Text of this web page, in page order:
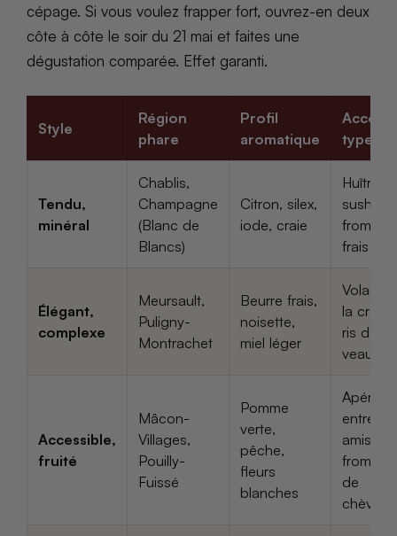
cépage. Si vous voulez frapper fort, ouvrez-en deux
côte à côte le soir du 21 mai et faites une
dégustation comparée. Effet garanti.
Style
Région
phare
Profil
aromatique
Accord
type
Tendu,
minéral
Chablis,
Champagne
(Blanc de
Blancs)
Citron, silex,
iode, craie
Huîtres,
sushi,
frais
Élégant,
complexe
Meursault,
Puligny-
Montrachet
Beurre frais,
noisette,
miel léger
Volaille à
la
ris de
veau
Accessible,
fruité
Mâcon-
Villages,
Pouilly-
Fuissé
Pomme
verte,
pêche,
fleurs
blanches
Apéro
entre
amis,
de
chèvre